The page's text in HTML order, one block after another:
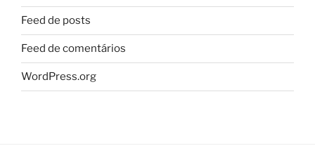
Feed de posts
Feed de comentários
WordPress.org